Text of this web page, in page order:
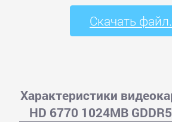
Скачать
Характеристики
HD 6770 1024MB